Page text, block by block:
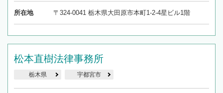
所在地 〒324-0041 栃木県大田原市本町1-2-4星ビル1階
松本直樹法律事務所
栃木県 宇都宮市